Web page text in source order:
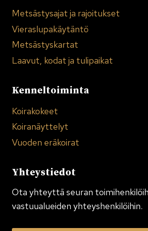
Metsästysajat ja rajoitukset
Vieraslupakäytäntö
Metsästyskartat
Laavut, kodat ja tulipaikat
Kenneltoiminta
Koirakokeet
Koiranäyttelyt
Vuoden eräkoirat
Yhteystiedot
Ota yhteyttä seuran
vastuualueiden yhteyshenkilöihin.